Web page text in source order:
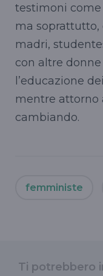
testimoni come
ma soprattutto,
madri,
con altre
l’educazione
mentre attorno
cambiando.
femministe
Ti potrebbero